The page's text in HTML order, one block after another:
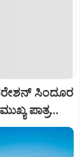
ಸಿಂದೂರ
ಪಾತ್ರ...